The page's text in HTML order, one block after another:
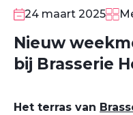
24 maart 2025
Nieuw
bij Brasserie
Het terras van